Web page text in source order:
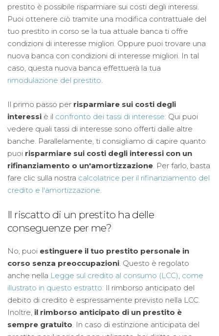
prestito è possibile risparmiare sui costi degli interessi.
Puoi ottenere ciò tramite una modifica contrattuale del
tuo prestito in corso se la tua attuale banca ti offre
condizioni di interesse migliori. Oppure puoi trovare una
nuova banca con condizioni di interesse migliori. In tal
caso, questa nuova banca effettuerà la tua
rimodulazione del prestito.
Il primo passo per risparmiare sui costi degli
interessi è il confronto dei tassi di interesse: Qui puoi
vedere quali tassi di interesse sono offerti dalle altre
banche. Parallelamente, ti consigliamo di capire quanto
puoi risparmiare sui costi degli interessi con un
rifinanziamento o un'amortizzazione. Per farlo, basta
fare clic sulla nostra calcolatrice per il rifinanziamento del
credito e l'amortizzazione.
Il riscatto di un prestito ha delle
conseguenze per me?
No, puoi estinguere il tuo prestito personale in
corso senza preoccupazioni. Questo è regolato
anche nella Legge sul credito al consumo (LCC), come
illustrato in questo estratto: Il rimborso anticipato del
debito di credito è espressamente previsto nella LCC.
Inoltre, il rimborso anticipato di un prestito è
sempre gratuito. In caso di estinzione anticipata del